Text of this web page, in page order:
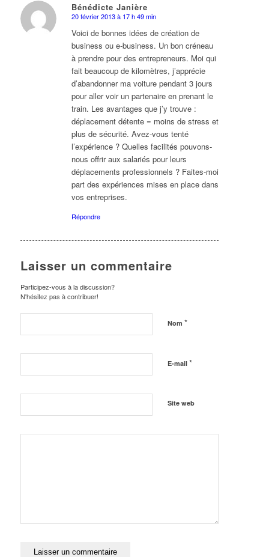
Bénédicte Janière
dit
:
20 février 2013 à 17 h 49 min
Voici de bonnes idées de création de
business ou e-business. Un bon créneau
à prendre pour des entrepreneurs. Moi qui
fait beaucoup de kilomètres, j’apprécie
d’abandonner ma voiture pendant 3 jours
pour aller voir un partenaire en prenant le
train. Les avantages que j’y trouve :
déplacement détente = moins de stress et
plus de sécurité. Avez-vous tenté
l’expérience ? Quelles facilités pouvons-
nous offrir aux salariés pour leurs
déplacements professionnels ? Faites-moi
part des expériences mises en place dans
vos entreprises.
Répondre
Laisser un commentaire
Participez-vous à la discussion?
N'hésitez pas à contribuer!
Nom *
E-mail *
Site web